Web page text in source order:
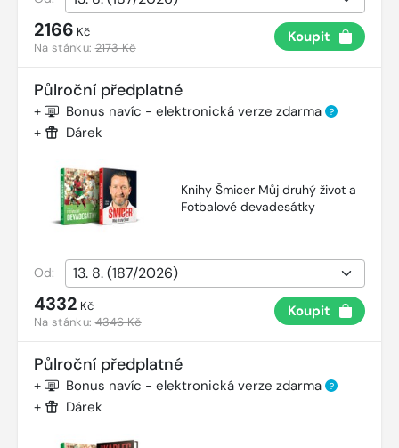
2166 Kč
Na stánku:2173 Kč
Koupit
Půlroční předplatné
+ Bonus navíc - elektronická verze zdarma ?
+ Dárek
Knihy Šmicer Můj druhý život a
Fotbalové devadesátky
Od:
4332 Kč
Na stánku:4346 Kč
Koupit
Půlroční předplatné
+ Bonus navíc - elektronická verze zdarma ?
+ Dárek